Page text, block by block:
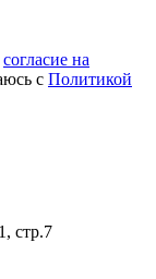
согласие на
с Политикой
стр.7